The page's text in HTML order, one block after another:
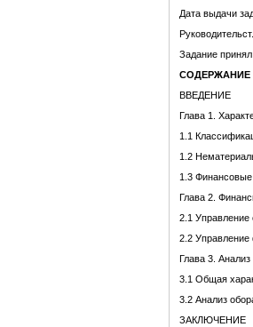
Дата выдачи
Задание
СОДЕРЖАНИЕ
ВВЕДЕНИЕ
Глава 1.
1.1
1.2
1.3
Глава 2.
2.1 Управление
2.2 Управление
Глава 3.
3.1 Общая
3.2 Анализ
ЗАКЛЮЧЕНИЕ